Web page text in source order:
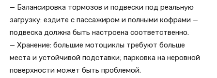
— Балансировка тормозов и подвески под реальную
загрузку: ездите с пассажиром и полными кофрами —
подвеска должна быть настроена соответственно.
— Хранение: большие мотоциклы требуют больше
места и устойчивой подставки; парковка на неровной
поверхности может быть проблемой.